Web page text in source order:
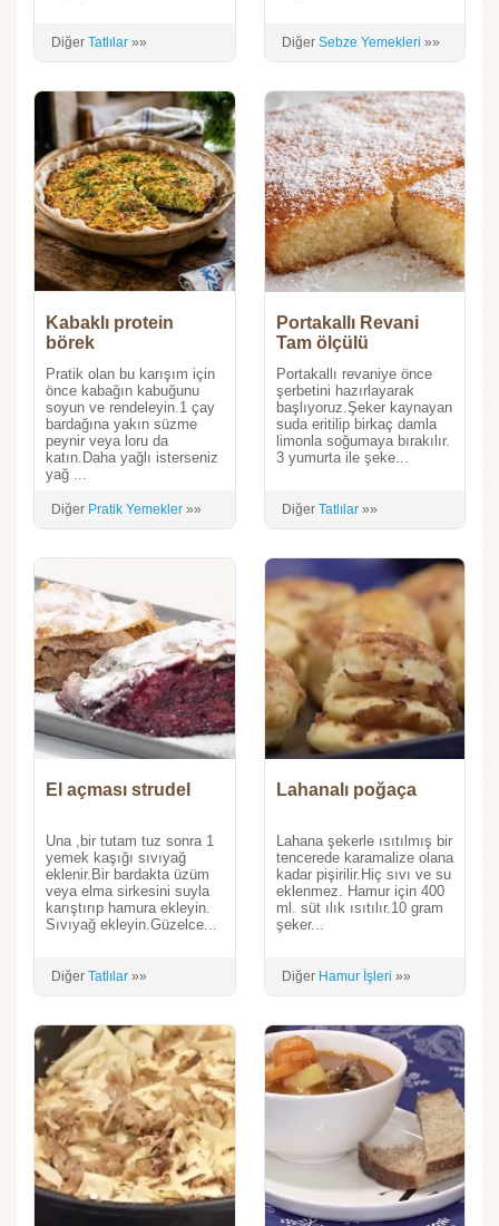
Diğer Tatlılar »» Diğer Sebze Yemekleri »»
Kabaklı protein
börek
Pratik olan bu karışım için
önce kabağın kabuğunu
soyun ve rendeleyin.1 çay
bardağına yakın süzme
peynir veya loru da
katın.Daha yağlı isterseniz
yağ ...
Diğer Pratik Yemekler »»
Portakallı Revani
Tam ölçülü
Portakallı revaniye önce
şerbetini hazırlayarak
başlıyoruz.Şeker kaynayan
suda eritilip birkaç damla
limonla soğumaya bırakılır.
3 yumurta ile şeke...
Diğer Tatlılar»»
El açması strudel
Una ,bir tutam tuz sonra 1
yemek kaşığı sıvıyağ
eklenir.Bir bardakta üzüm
veya elma sirkesini suyla
karıştırıp hamura ekleyin.
Sıvıyağ ekleyin.Güzelce...
Diğer Tatlılar »»
Lahanalı poğaça
Lahana şekerle ısıtılmış bir
tencerede karamalize olana
kadar pişirilir.Hiç sıvı ve su
eklenmez. Hamur için 400
ml. süt ılık ısıtılır.10 gram
şeker...
Diğer Hamur İşleri »»